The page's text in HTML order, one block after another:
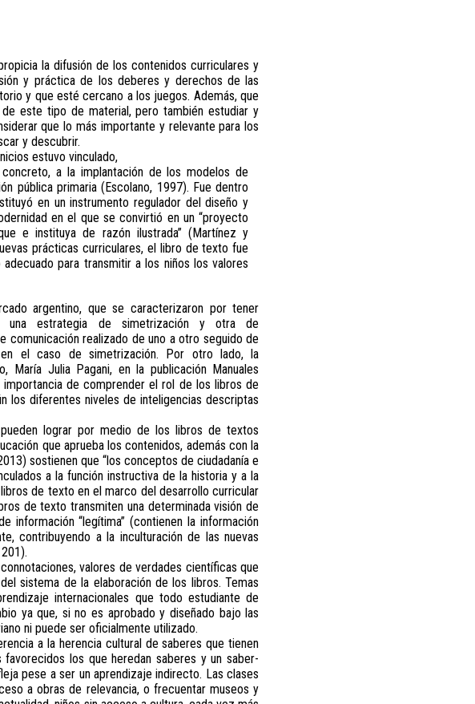
la difusión de los contenidos curriculares y
y práctica de los deberes y derechos de las
y que esté cercano a los juegos. Además, que
este tipo de material, pero también estudiar y
que lo más importante y relevante para los
y descubrir.
estuvo vinculado,
a la implantación de los modelos de
pública primaria (Escolano, 1997). Fue dentro
en un instrumento regulador del diseño y
en el que se convirtió en un “proyecto
e instituya de razón ilustrada” (Martínez y
prácticas curriculares, el libro de texto fue
para transmitir a los niños los valores
argentino, que se caracterizaron por tener
una estrategia de simetrización y otra de
comunicación realizado de uno a otro seguido de
el caso de simetrización. Por otro lado, la
María Julia Pagani, en la publicación Manuales
de comprender el rol de los libros de
los diferentes niveles de inteligencias descriptas
lograr por medio de los libros de textos
que aprueba los contenidos, además con la
sostienen que “los conceptos de ciudadanía e
a la función instructiva de la historia y a la
de texto en el marco del desarrollo curricular
de texto transmiten una determinada visión de
información “legítima” (contienen la información
contribuyendo a la inculturación de las nuevas
valores de verdades científicas que
sistema de la elaboración de los libros. Temas
internacionales que todo estudiante de
ya que, si no es aprobado y diseñado bajo las
ni puede ser oficialmente utilizado.
a la herencia cultural de saberes que tienen
los que heredan saberes y un saber-
pese a ser un aprendizaje indirecto. Las clases
a obras de relevancia, o frecuentar museos y